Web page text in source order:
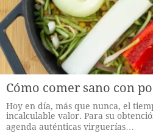
Cómo comer sano con
Hoy en día, más que nunca, el
incalculable valor. Para su
agenda auténticas virguerías…